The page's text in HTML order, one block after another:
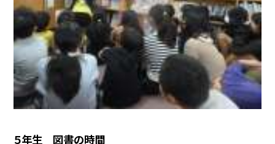
５年生 図書の時間